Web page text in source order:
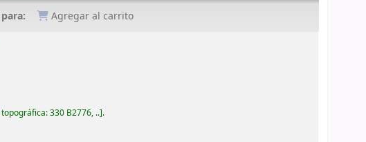
Agregar al carrito
topográfica:330 B2776, .. .